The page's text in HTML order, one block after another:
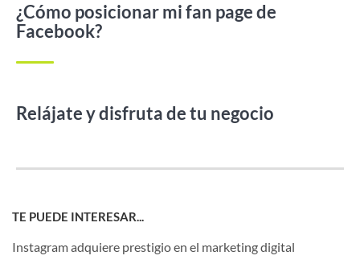
¿Cómo posicionar mi fan page de
Facebook?
Relájate y disfruta de tu negocio
TE PUEDE INTERESAR...
Instagram adquiere prestigio en el marketing digital